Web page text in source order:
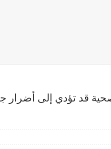
قد تؤدي إلى أضرار